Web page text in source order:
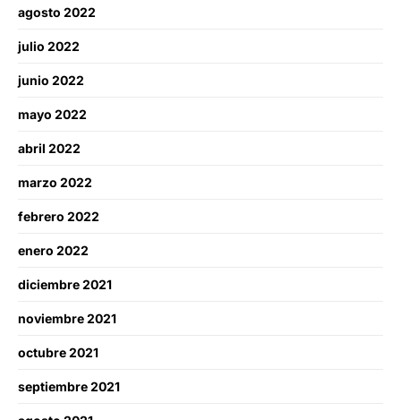
agosto 2022
julio 2022
junio 2022
mayo 2022
abril 2022
marzo 2022
febrero 2022
enero 2022
diciembre 2021
noviembre 2021
octubre 2021
septiembre 2021